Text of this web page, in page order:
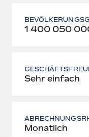
1 400 050
Sehr einfach
Monatlich